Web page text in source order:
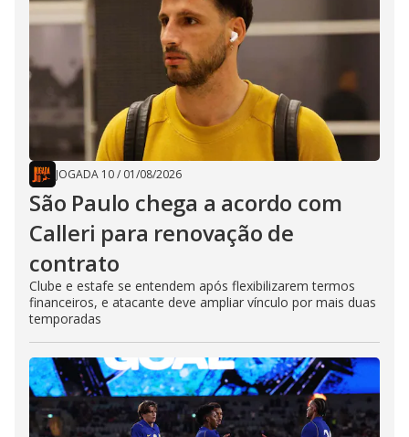
JOGADA 10/ 01/08/2026
São Paulo chega a acordo com
Calleri para renovação de
contrato
Clube e estafe se entendem após flexibilizarem termos
financeiros, e atacante deve ampliar vínculo por mais duas
temporadas